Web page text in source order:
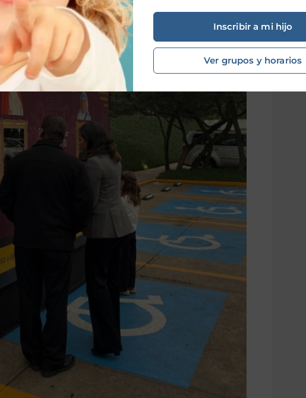
Inscribir a mi hijo
Ver grupos y horarios